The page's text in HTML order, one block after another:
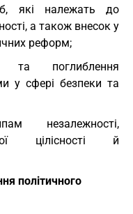
які належать до
а також внесок у
реформ;
поглиблення
у сфері безпеки та
незалежності,
цілісності й
політичного